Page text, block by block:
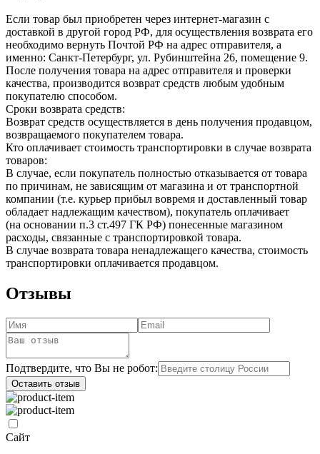
Если товар был приобретен через интернет-магазин с
доставкой в другой город РФ, для осуществления возврата его
необходимо вернуть Почтой РФ на адрес отправителя, а
именно: Санкт-Петербург, ул. Рубинштейна 26, помещение 9.
После получения товара на адрес отправителя и проверки
качества, производится возврат средств любым удобным
покупателю способом.
Сроки возврата средств:
Возврат средств осуществляется в день получения продавцом,
возвращаемого покупателем товара.
Кто оплачивает стоимость транспортировки в случае возврата
товаров:
В случае, если покупатель полностью отказывается от товара
по причинам, не зависящим от магазина и от транспортной
компании (т.е. курьер прибыл вовремя и доставленный товар
обладает надлежащим качеством), покупатель оплачивает
(на основании п.3 ст.497 ГК РФ) понесенные магазином
расходы, связанные с транспортировкой товара.
В случае возврата товара ненадлежащего качества, стоимость
транспортировки оплачивается продавцом.
Отзывы
Подтвердите, что Вы не робот:
Оставить отзыв
Сайт